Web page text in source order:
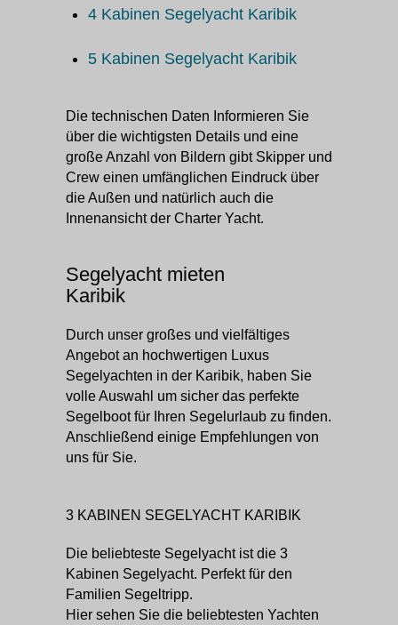
4 Kabinen Segelyacht Karibik
5 Kabinen Segelyacht Karibik
Die technischen Daten Informieren Sie
über die wichtigsten Details und eine
große Anzahl von Bildern gibt Skipper und
Crew einen umfänglichen Eindruck über
die Außen und natürlich auch die
Innenansicht der Charter Yacht.
Segelyacht mieten
Karibik
Durch unser großes und vielfältiges
Angebot an hochwertigen Luxus
Segelyachten in der Karibik, haben Sie
volle Auswahl um sicher das perfekte
Segelboot für Ihren Segelurlaub zu finden.
Anschließend einige Empfehlungen von
uns für Sie.
3 KABINEN SEGELYACHT KARIBIK
Die beliebteste Segelyacht ist die 3
Kabinen Segelyacht. Perfekt für den
Familien Segeltripp.
Hier sehen Sie die beliebtesten Yachten